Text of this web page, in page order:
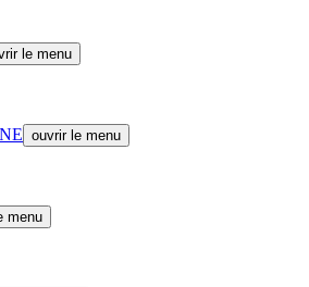
le menu
ouvrir le menu
menu